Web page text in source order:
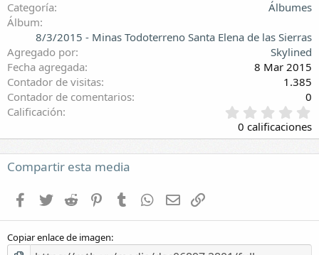
Categoría
Álbumes
Álbum
8/3/2015 - Minas Todoterreno Santa Elena de las Sierras
Agregado por
Skylined
Fecha agregada
8 Mar 2015
Contador de visitas
1.385
Contador de comentarios
0
Calificación
,
0
0
l
0 calificaciones
Compartir esta media
Facebook
Twitter Reddit PinterestTumblr WhatsApp
E-mail
Copiar enlace de imagen